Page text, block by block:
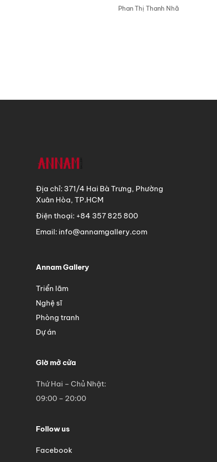
Phan Thị Thanh Nhã
Địa chỉ: 371/4 Hai Bà Trưng, Phường
Xuân Hòa, TP.HCM
Điện thoại: +84 357 825 800
Email: info@annamgallery.com
Annam Gallery
Triển lãm
Nghệ sĩ
Phòng tranh
Dự án
Giờ mở cửa
Thứ Hai – Chủ Nhật:
09:00 – 20:00
Follow us
Facebook